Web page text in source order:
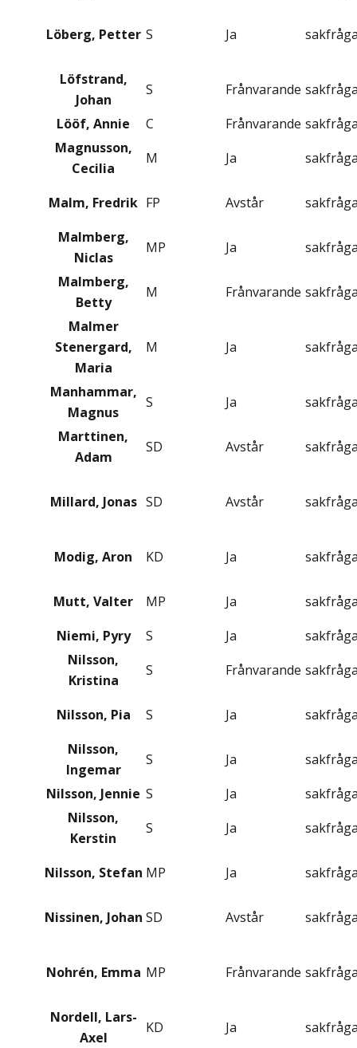
Löberg, Petter S Ja
Löfstrand,
Johan
S Frånvarande
Lööf, Annie
C Frånvarande
Magnusson,
Cecilia
M Ja
Malm, Fredrik FP Avstår
Malmberg,
Niclas
MP Ja
Malmberg,
Betty
M Frånvarande
Malmer
Stenergard,
Maria
M Ja
Manhammar,
Magnus
S Ja
Marttinen,
Adam
SD Avstår
Millard, Jonas SD Avstår
Modig, Aron KD Ja
Mutt, Valter MP Ja
Niemi, Pyry
S Ja
Nilsson,
Kristina
S Frånvarande
Nilsson, Pia S Ja
Nilsson,
Ingemar
S Ja
Nilsson, Jennie S Ja
Nilsson,
Kerstin
S Ja
Nilsson, Stefan MP Ja
Nissinen, Johan SD Avstår
Nohrén, Emma MP Frånvarande
Nordell, Lars-
Axel
KD Ja